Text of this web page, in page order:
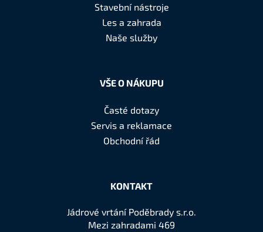
Stavební nástroje
Les a zahrada
Naše služby
VŠE O NÁKUPU
Časté dotazy
Servis a reklamace
Obchodní řád
KONTAKT
Jádrové vrtání Poděbrady s.r.o.
Mezi zahradami 469